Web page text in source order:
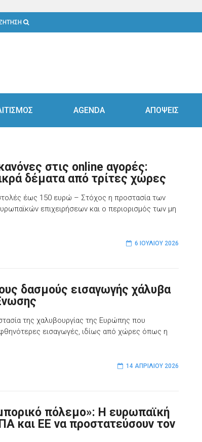
AGENDA ΑΠΟΨΕΙΣ
στις online αγορές:
δέματα από τρίτες χώρες
έως 150 ευρώ – Στόχος η προστασία των
επιχειρήσεων και ο περιορισμός των μη
6 ΙΟΥΛΊΟΥ 2026
δασμούς εισαγωγής χάλυβα
της χαλυβουργίας της Ευρώπης που
εισαγωγές, ιδίως από χώρες όπως η
14 ΑΠΡΙΛΊΟΥ 2026
πόλεμο»: Η ευρωπαϊκή
και ΕΕ να προστατεύσουν τον